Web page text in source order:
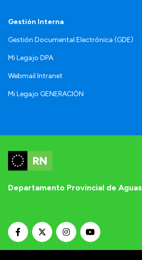
Gestión Interna
Gestión Documental Electrónica (GDE)
Mi Legajo DPA
Webmail Intranet
Mi Legajo GENERACIÓN
Departamento Provincial de Aguas